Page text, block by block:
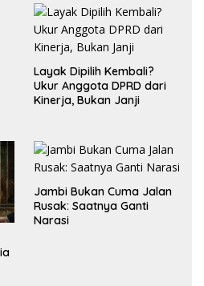
Layak Dipilih Kembali?
Ukur Anggota DPRD dari
Kinerja, Bukan Janji
Jambi Bukan Cuma Jalan
Rusak: Saatnya Ganti
Narasi